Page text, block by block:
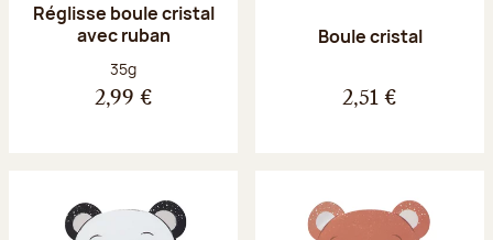
Réglisse boule cristal
avec ruban
Poids net :
35g
2,99 €
Boule cristal
2,51 €